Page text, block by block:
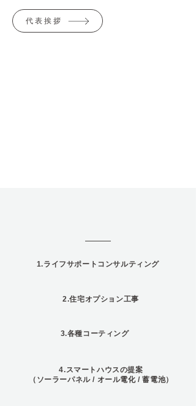
代表挨拶
1.ライフサポートコンサルティング
2.住宅オプション工事
3.各種コーティング
4.スマートハウスの提案
（ソーラーパネル / オール電化 / 蓄電池）